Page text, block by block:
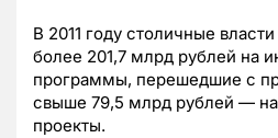
В 2011 году столичные
более 201,7 млрд рублей на
программы, перешедшие с
свыше 79,5 млрд рублей —
проекты.